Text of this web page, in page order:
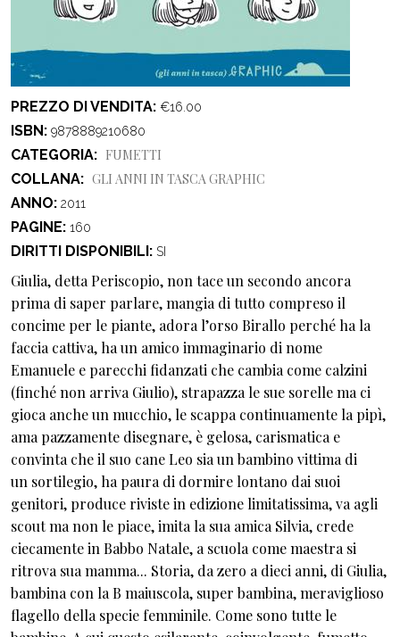
PREZZO DI VENDITA €16.00
ISBN 9878889210680
CATEGORIA
FUMETTI
COLLANA
GLI ANNI IN TASCA GRAPHIC
ANNO 2011
PAGINE 160
DIRITTI DISPONIBILI SI
Giulia, detta Periscopio, non tace un secondo ancora
prima di saper parlare, mangia di tutto compreso il
concime per le piante, adora l’orso Birallo perché ha la
faccia cattiva, ha un amico immaginario di nome
Emanuele e parecchi fidanzati che cambia come calzini
(finché non arriva Giulio), strapazza le sue sorelle ma ci
gioca anche un mucchio, le scappa continuamente la pipì,
ama pazzamente disegnare, è gelosa, carismatica e
convinta che il suo cane Leo sia un bambino vittima di
un sortilegio, ha paura di dormire lontano dai suoi
genitori, produce riviste in edizione limitatissima, va agli
scout ma non le piace, imita la sua amica Silvia, crede
ciecamente in Babbo Natale, a scuola come maestra si
ritrova sua mamma... Storia, da zero a dieci anni, di Giulia,
bambina con la B maiuscola, super bambina, meraviglioso
flagello della specie femminile. Come sono tutte le